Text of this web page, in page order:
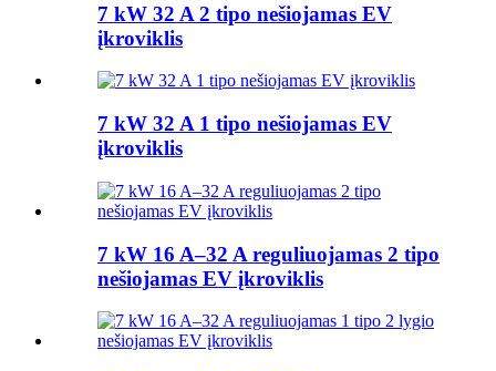
7 kW 32 A 2 tipo nešiojamas EV
įkroviklis
7 kW 32 A 1 tipo nešiojamas EV
įkroviklis
7 kW 16 A–32 A reguliuojamas 2 tipo
nešiojamas EV įkroviklis